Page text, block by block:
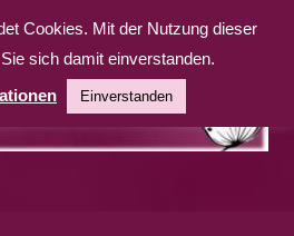
Cookies. Mit der Nutzung dieser
sich damit einverstanden.
Einverstanden